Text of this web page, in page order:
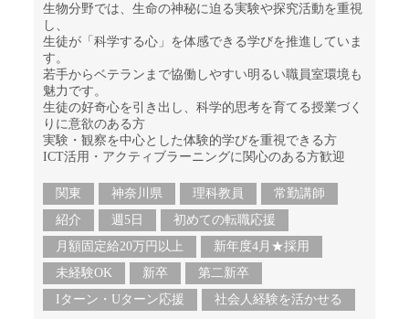
生物分野では、生命の神秘に迫る実験や探究活動を重視
し、
生徒が「科学する心」を体感できる学びを推進していま
す。
若手からベテランまで協働しやすい明るい職員室環境も
魅力です。
生徒の好奇心を引き出し、科学的思考を育てる授業づく
りに意欲のある方
実験・観察を中心とした体験的学びを重視できる方
ICT活用・アクティブラーニングに関心のある方歓迎
関東 神奈川県 理科教員
常勤講師
紹介
週5日
初めての転職応援
月額固定給20万円以上
新年度4月★採用
未経験OK
新卒
第二新卒
Iターン・Uターン応援
社会人経験を活かせる